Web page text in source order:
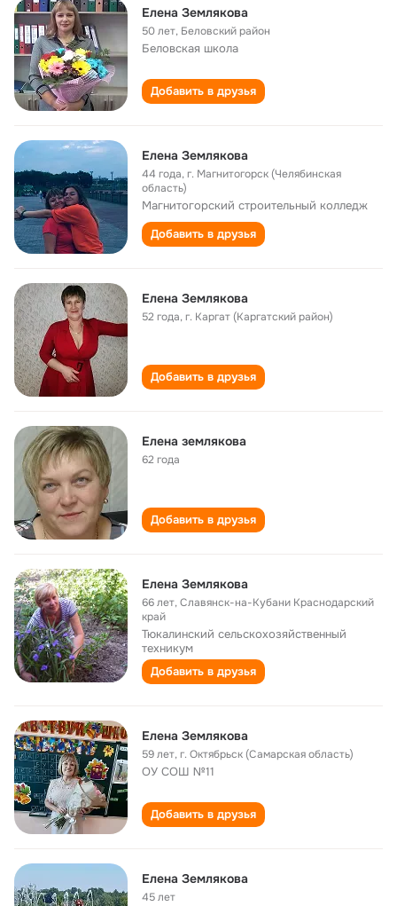
Елена Землякова
50 лет, Беловский район
Беловская школа
Добавить в друзья
Елена Землякова
44 года,г. Магнитогорск (Челябинская
область)
Магнитогорский строительный колледж
Добавить в друзья
Eлена Землякова
52 года,г. Каргат (Каргатский район)
Добавить в друзья
Елена землякова
62 года
Добавить в друзья
Елена Землякова
66 лет,Славянск-на-Кубани Краснодарский
край
Тюкалинский сельскохозяйственный
техникум
Добавить в друзья
Елена Землякова
59 лет,г. Октябрьск (Самарская область)
ОУ СОШ №11
Добавить в друзья
Елена Землякова
45 лет